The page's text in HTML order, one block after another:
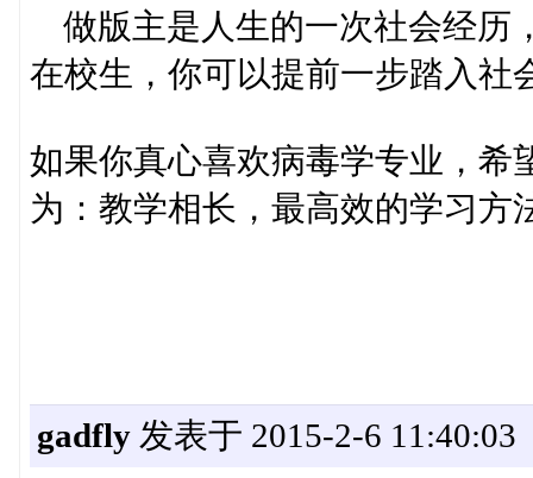
做版主是人生的一次社会经历
在校生，你可以提前一步踏入社
如果你真心喜欢病毒学专业，希
为：教学相长，最高效的学习方
gadfly发表于 2015-2-6 11:40:03